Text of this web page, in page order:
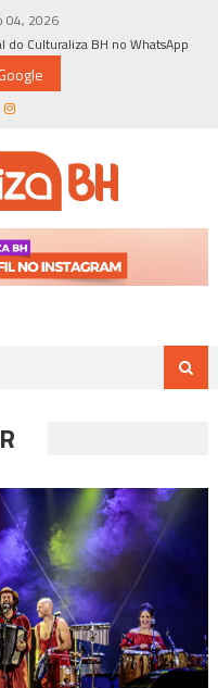
04, 2026
do Culturaliza BH no WhatsApp